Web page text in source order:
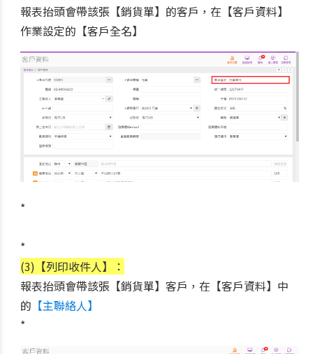
報表抬頭會帶該張【銷貨單】的客戶，在【客戶資料】
作業設定的【客戶全名】
*
*
(3)【列印收件人】：
報表抬頭會帶該張【銷貨單】客戶，在【客戶資料】中
的 【主聯絡人】
*